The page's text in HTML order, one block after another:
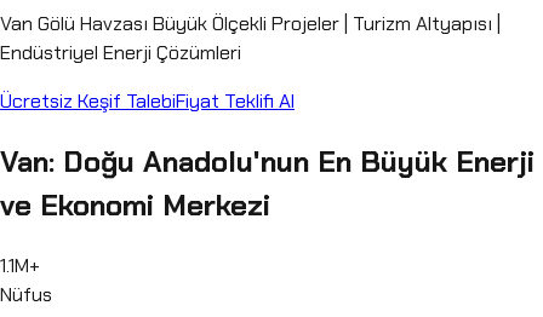
Van Gölü Havzası Büyük Ölçekli Projeler | Turizm Altyapısı |
Endüstriyel Enerji Çözümleri
Ücretsiz Keşif TalebiFiyat Teklifi Al
Van: Doğu Anadolu'nun En Büyük Enerji
ve Ekonomi Merkezi
1.1M+
Nüfus